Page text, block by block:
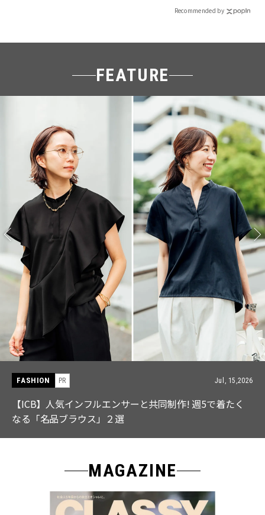
Recommended by
FEATURE
FASHION Jul, 28,2026
【中島健人さん登場】余裕のある先輩の「オシャレ」大
特集｜CLASSY.9月号発売
MAGAZINE